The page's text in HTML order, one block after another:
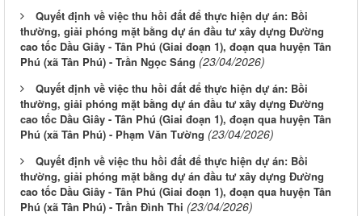
Quyết định về việc thu hồi đất để thực hiện dự án: Bồi
thường, giải phóng mặt bằng dự án đầu tư xây dựng Đường
cao tốc Dầu Giây - Tân Phú (Giai đoạn 1), đoạn qua huyện Tân
Phú (xã Tân Phú) - Trần Ngọc Sáng (23/04/2026)
Quyết định về việc thu hồi đất để thực hiện dự án: Bồi
thường, giải phóng mặt bằng dự án đầu tư xây dựng Đường
cao tốc Dầu Giây - Tân Phú (Giai đoạn 1), đoạn qua huyện Tân
Phú (xã Tân Phú) - Phạm Văn Tường (23/04/2026)
Quyết định về việc thu hồi đất để thực hiện dự án: Bồi
thường, giải phóng mặt bằng dự án đầu tư xây dựng Đường
cao tốc Dầu Giây - Tân Phú (Giai đoạn 1), đoạn qua huyện Tân
Phú (xã Tân Phú) - Trần Đình Thi (23/04/2026)